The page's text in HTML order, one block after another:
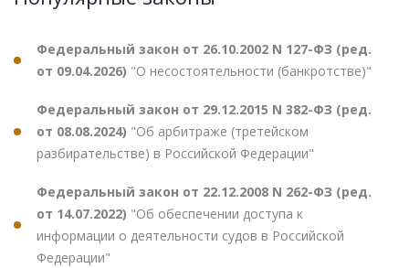
Федеральный закон от 26.10.2002 N 127-ФЗ (ред.
от 09.04.2026) "О несостоятельности (банкротстве)"
Федеральный закон от 29.12.2015 N 382-ФЗ (ред.
от 08.08.2024) "Об арбитраже (третейском
разбирательстве) в Российской Федерации"
Федеральный закон от 22.12.2008 N 262-ФЗ (ред.
от 14.07.2022) "Об обеспечении доступа к
информации о деятельности судов в Российской
Федерации"